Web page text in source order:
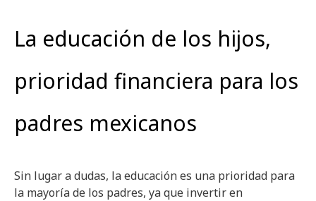
La educación de los hijos,
prioridad financiera para los
padres mexicanos
Sin lugar a dudas, la educación es una prioridad para
la mayoría de los padres, ya que invertir en